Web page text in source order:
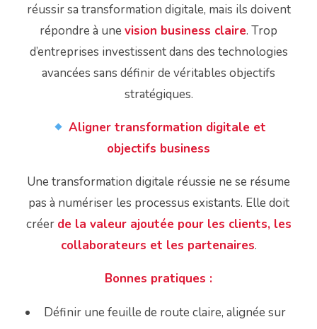
réussir sa transformation digitale, mais ils doivent
répondre à une vision business claire. Trop
d’entreprises investissent dans des technologies
avancées sans définir de véritables objectifs
stratégiques.
Aligner transformation digitale et
objectifs business
Une transformation digitale réussie ne se résume
pas à numériser les processus existants. Elle doit
créer de la valeur ajoutée pour les clients, les
collaborateurs et les partenaires.
Bonnes pratiques :
Définir une feuille de route claire, alignée sur